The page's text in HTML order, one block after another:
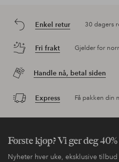
Enkel retur 30 dagers
Fri frakt Gjelder for
Handle nå, betal siden
Express Få pakken din
Første kjøp? Vi ger deg
Nyheter hver uke, eksklusive